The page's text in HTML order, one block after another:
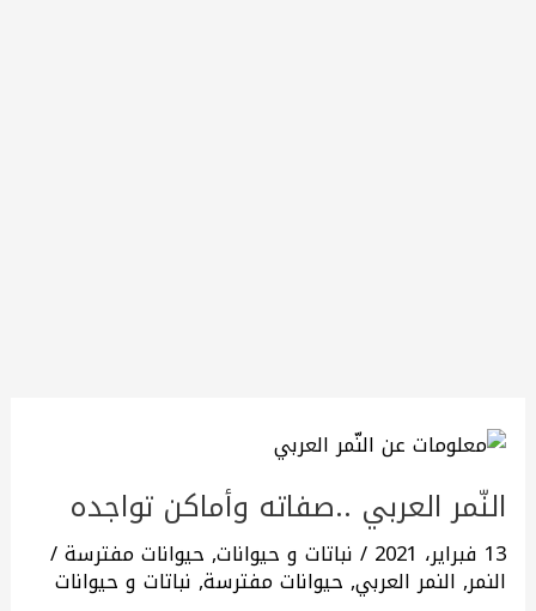
النّمر العربي ..صفاته وأماكن تواجده
13 فبراير، 2021 / نباتات و حيوانات, حيوانات مفترسة/
النمر, النمر العربي, حيوانات مفترسة, نباتات و حيوانات
النّمر
..صفاته
وأماكن
تواجده